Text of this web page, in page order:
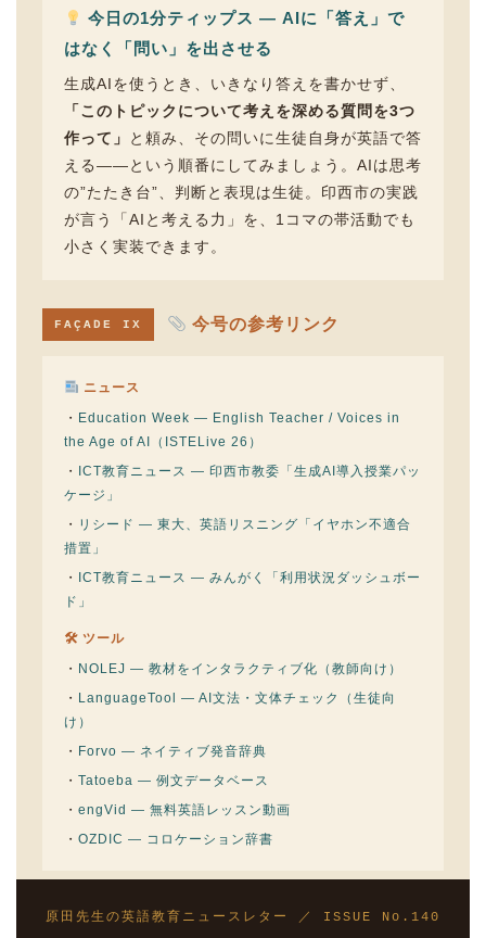
今日の1分ティップス — AIに「答え」で
はなく「問い」を出させる
生成AIを使うとき、いきなり答えを書かせず、
「このトピックについて考えを深める質問を3つ
作って」
と頼み、その問いに生徒自身が英語で答
える——という順番にしてみましょう。AIは思考
の”たたき台”、判断と表現は生徒。印西市の実践
が言う「AIと考える力」を、1コマの帯活動でも
小さく実装できます。
FAÇADE IX 今号の参考リンク
ニュース
・ Education Week — English Teacher / Voices in
the Age of AI（ISTELive 26）
・
ICT教育ニュース — 印西市教委「生成AI導入授業パッ
ケージ」
・ リシード — 東大、英語リスニング「イヤホン不適合
措置」
・
ICT教育ニュース — みんがく「利用状況ダッシュボー
ド」
🛠 ツール
・ NOLEJ — 教材をインタラクティブ化（教師向け）
・ LanguageTool — AI文法・文体チェック（生徒向
け）
・ Forvo — ネイティブ発音辞典
・ Tatoeba — 例文データベース
・ engVid — 無料英語レッスン動画
・ OZDIC — コロケーション辞書
原田先生の英語教育ニュースレター ／ ISSUE No.140